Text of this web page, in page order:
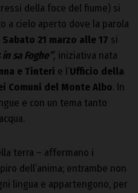
della foce del fiume) si
a cielo aperto dove la parola
Sabato 21 marzo alle 17 si
in sa Foghe”, iniziativa nata
e Tinteri e l’Ufficio della
Comuni del Monte Albo. In
e con un tema tanto
terra – affermano i
dell’anima; entrambe non
lingua e appartengono, per